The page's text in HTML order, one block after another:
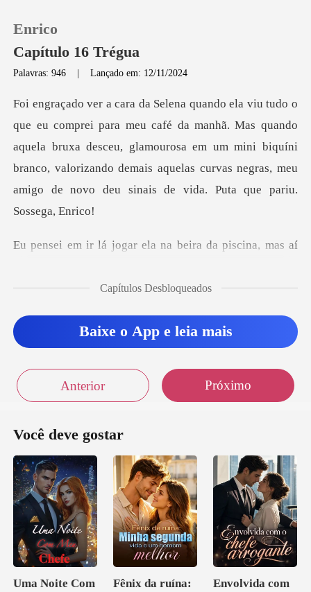
0
Loja
Enrico
Capítulo 16 Trégua
Palavras: 946 |Lançado em: 12/11/2024
ã. Mas quando
aquela bruxa desceu, glamourosa em um mini biquíni
branco, valorizando demais a
r ela na beira da pisci
Capítulos Desbloqueados
Baixe o App e leia mais
Anterior Próximo
Você deve gostar
Uma Noite Com
Fênix da ruína:
Envolvida com